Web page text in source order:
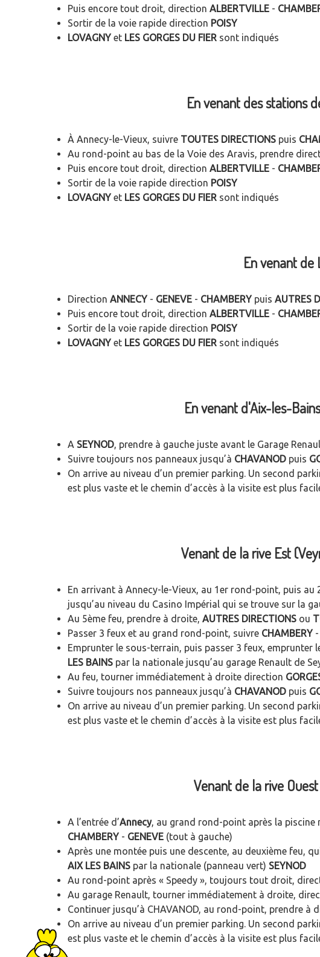
Puis encore tout droit, direction ALBERTVILLE -
Sortir de la voie rapide direction POISY
LOVAGNY et LES GORGES DU FIER sont indiqués
En venant des stations
À Annecy-le-Vieux, suivre TOUTES DIRECTIONS puis
Au rond-point au bas de la Voie des Aravis, prendre
Puis encore tout droit, direction ALBERTVILLE -
Sortir de la voie rapide direction POISY
LOVAGNY et LES GORGES DU FIER sont indiqués
En venant de
Direction ANNECY - GENEVE - CHAMBERY puis AUTRES
Puis encore tout droit, direction ALBERTVILLE -
Sortir de la voie rapide direction POISY
LOVAGNY et LES GORGES DU FIER sont indiqués
En venant d'Aix-les-
A SEYNOD, prendre à gauche juste avant le Garage
Suivre toujours nos panneaux jusqu’à CHAVANOD puis
On arrive au niveau d’un premier parking. Un second
est plus vaste et le chemin d’accès à la visite est plus
Venant de la rive Est
En arrivant à Annecy-le-Vieux, au 1er rond-point, puis au
jusqu’au niveau du Casino Impérial qui se trouve sur la
Au 5ème feu, prendre à droite, AUTRES DIRECTIONS ou
Passer 3 feux et au grand rond-point, suivre CHAMBERY -
Emprunter le sous-terrain, puis passer 3 feux,
LES BAINS par la nationale jusqu’au garage Renault de
Au feu, tourner immédiatement à droite direction
Suivre toujours nos panneaux jusqu’à CHAVANOD puis
On arrive au niveau d’un premier parking. Un second
est plus vaste et le chemin d’accès à la visite est plus
Venant de la rive
A l’entrée d’Annecy, au grand rond-point après la
CHAMBERY - GENEVE (tout à gauche)
Après une montée puis une descente, au deuxième feu,
AIX LES BAINS par la nationale (panneau vert) SEYNOD
Au rond-point après « Speedy », toujours tout droit,
Au garage Renault, tourner immédiatement à droite,
Continuer jusqu’à CHAVANOD, au rond-point, prendre à
On arrive au niveau d’un premier parking. Un second
est plus vaste et le chemin d’accès à la visite est plus